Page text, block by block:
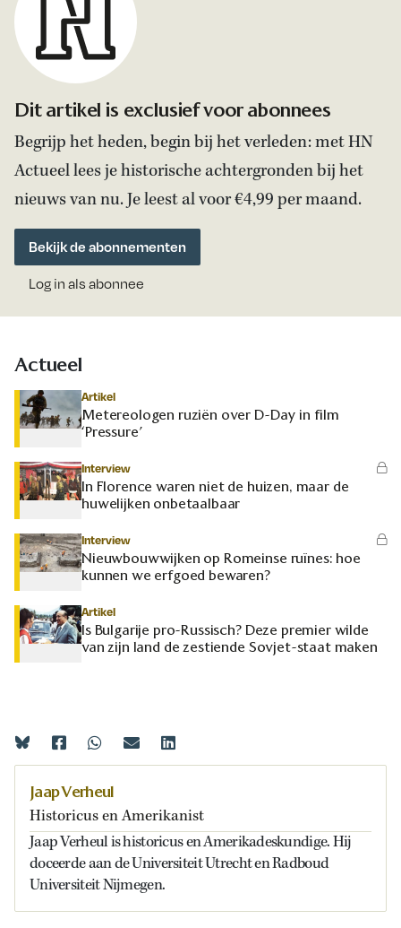
Dit artikel is exclusief voor abonnees
Begrijp het heden, begin bij het verleden: met HN
Actueel lees je historische achtergronden bij het
nieuws van nu. Je leest al voor €4,99 per maand.
Bekijk de abonnementen
Log in als abonnee
Actueel
Artikel
Metereologen ruziën over D-Day in film
‘Pressure’
Interview
In Florence waren niet de huizen, maar de
huwelijken onbetaalbaar
Interview
Nieuwbouwwijken op Romeinse ruïnes: hoe
kunnen we erfgoed bewaren?
Artikel
Is Bulgarije pro-Russisch? Deze premier wilde
van zijn land de zestiende Sovjet-staat maken
Jaap Verheul
Historicus en Amerikanist
Jaap Verheul is historicus en Amerikadeskundige. Hij
doceerde aan de Universiteit Utrecht en Radboud
Universiteit Nijmegen.